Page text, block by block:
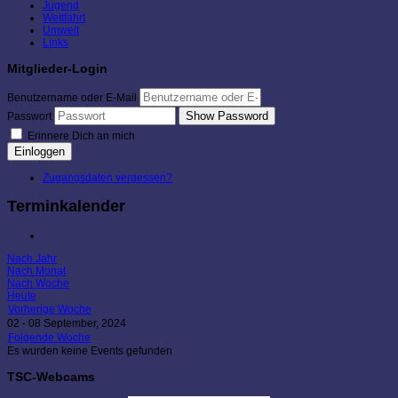
Jugend
Wettfahrt
Umwelt
Links
Mitglieder-Login
Benutzername oder E-Mail
Passwort
Show Password
Erinnere Dich an mich
Einloggen
Zugangsdaten vergessen?
Terminkalender
Nach Jahr
Nach Monat
Nach Woche
Heute
Vorherige Woche
02 - 08 September, 2024
Folgende Woche
Es wurden keine Events gefunden
TSC-Webcams